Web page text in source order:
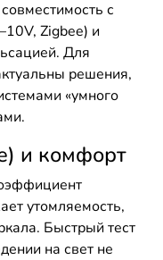
с
Zigbee) и
Для
решения,
«умного
и комфорт
утомляемость,
Быстрый тест
на свет не